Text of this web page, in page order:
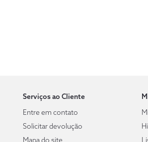
Serviços ao Cliente
Entre em contato
Solicitar devolução
Mapa do site